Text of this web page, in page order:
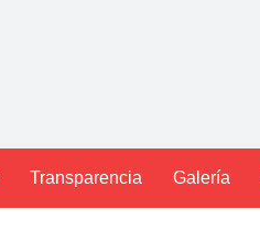
Transparencia Galería